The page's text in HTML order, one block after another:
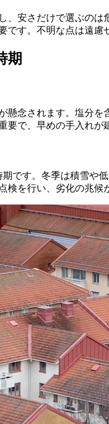
安さだけで選ぶの
す。不明な点は遠慮
期
念されます。塩分
で、早めの手入れが
です。冬季は積雪
を行い、劣化の兆候